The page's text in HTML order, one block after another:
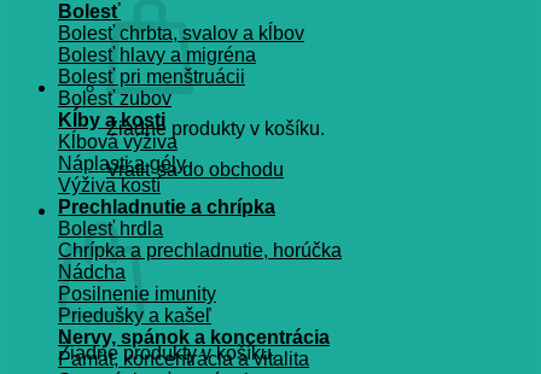
Žiadne produkty v košíku.
Vrátiť sa do obchodu
Košík
Žiadne produkty v košíku.
Bolesť
Bolesť chrbta, svalov a kĺbov
Bolesť hlavy a migréna
Bolesť pri menštruácii
Bolesť zubov
Kĺby a kosti
Kĺbová výživa
Náplasti a gély
Výživa kostí
Prechladnutie a chrípka
Bolesť hrdla
Chrípka a prechladnutie, horúčka
Nádcha
Posilnenie imunity
Priedušky a kašeľ
Nervy, spánok a koncentrácia
Pamät, koncentrácia a vitalita